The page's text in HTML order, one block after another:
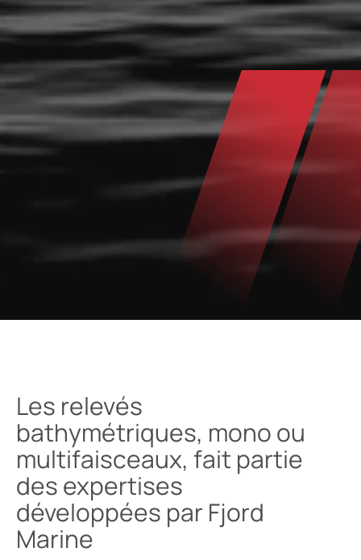
Les relevés
bathymétriques, mono ou
multifaisceaux, fait partie
des expertises
développées par Fjord
Marine